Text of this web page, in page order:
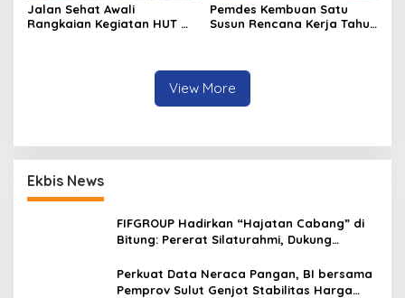
Jalan Sehat Awali
Rangkaian Kegiatan HUT RI
Pemdes Kembuan Satu
Susun Rencana Kerja Tahun
View More
Ekbis News
FIFGROUP Hadirkan “Hajatan Cabang” di
Bitung: Pererat Silaturahmi, Dukung
Promo Khusus
Perkuat Data Neraca Pangan, BI bersama
Pemprov Sulut Genjot Stabilitas Harga